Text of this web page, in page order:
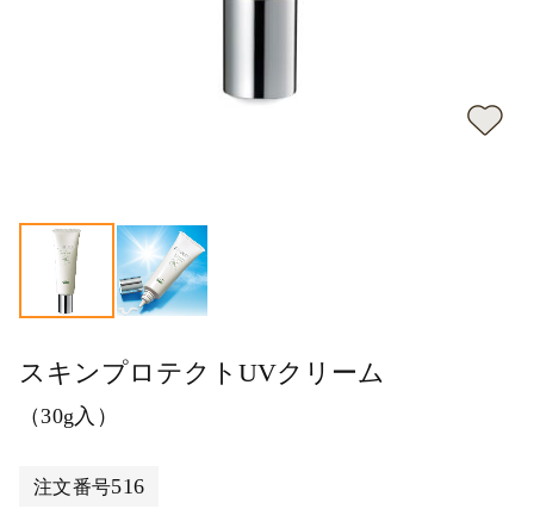
スキンプロテクトUVクリーム
（30g入）
注文番号516